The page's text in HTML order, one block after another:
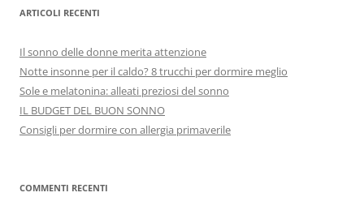
ARTICOLI RECENTI
Il sonno delle donne merita attenzione
Notte insonne per il caldo? 8 trucchi per dormire meglio
Sole e melatonina: alleati preziosi del sonno
IL BUDGET DEL BUON SONNO
Consigli per dormire con allergia primaverile
COMMENTI RECENTI